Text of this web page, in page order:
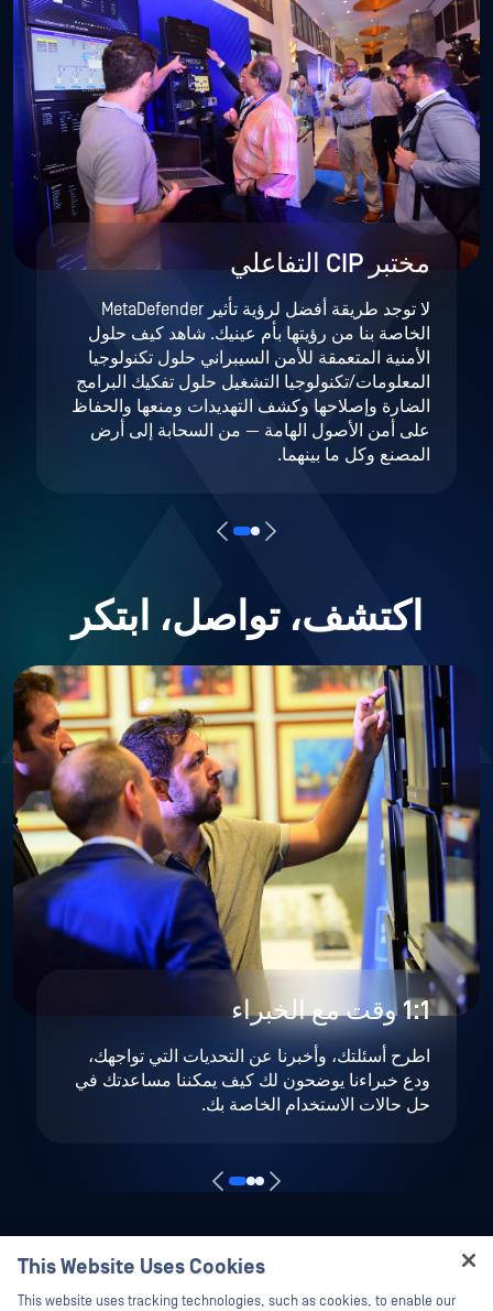
مختبر CIP التفاعلي
لا توجد طريقة أفضل لرؤية تأثير MetaDefender
الخاصة بنا من رؤيتها بأم عينيك. شاهد كيف حلول
الأمنية المتعمقة للأمن السيبراني حلول تكنولوجيا
المعلومات/تكنولوجيا التشغيل حلول تفكيك البرامج
الضارة وإصلاحها وكشف التهديدات ومنعها والحفاظ
على أمن الأصول الهامة — من السحابة إلى أرض
المصنع وكل ما بينهما.
اكتشف، تواصل، ابتكر
1:1 وقت مع الخبراء
اطرح أسئلتك، وأخبرنا عن التحديات التي تواجهك،
ودع خبراءنا يوضحون لك كيف يمكننا مساعدتك في
حل حالات الاستخدام الخاصة بك.
This Website Uses Cookies
This website uses tracking technologies, such as cookies, to enable our
Hey there!